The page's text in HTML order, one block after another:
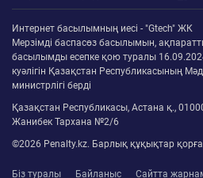
Интернет басылымның иесі - "Gtech" ЖК
Мерзімді баспасөз басылымын,
басылымды есепке қою туралы
куәлігін Қазақстан Республикасының
министрлігі берді
Қазақстан Республикасы, Астана қ.,
Жанибек Тархана №2/6
©2026 Penalty.kz. Барлық құқықтар
Біз туралы Байланыс Сайтта